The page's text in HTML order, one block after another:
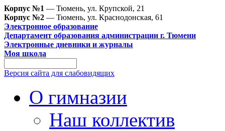
Корпус №1 — Тюмень, ул. Крупской, 21
Корпус №2 — Тюмень, ул. Краснодонская, 61
Электронное образование
Департамент образования администрации г. Тюмени
Электронные дневники и журналы
Моя школа
Версия сайта для слабовидящих
О гимназии
Наш коллектив